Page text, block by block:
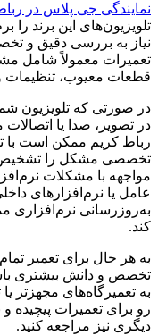
نمایندگی جی پلاس در
تلویزیون‌های این برند را
نیاز به بررسی دقیق و
تعمیرات معمولاً شامل
قطعات معیوب، تنظیمات
در صورتی که تلویزیون
در تصویر، صدا یا
رباط کریم ممکن است با
تخصصی مشکل را تشخیص
مواجهه با مشکلات
عامل یا نرم‌افزارهای
به‌روزرسانی نرم‌افزاری
کند.
به هر حال برای تعمیر
تخصص و دانش بیشتری
به تعمیرگاه‌های مجهزتر
رو برای تعمیرات پیچیده
دیگری نیز مراجعه کنید.